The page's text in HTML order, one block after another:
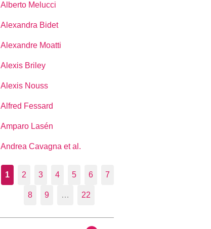
Alberto Melucci
Alexandra Bidet
Alexandre Moatti
Alexis Briley
Alexis Nouss
Alfred Fessard
Amparo Lasén
Andrea Cavagna et al.
1 2 3 4 5 6 7
8 9 … 22